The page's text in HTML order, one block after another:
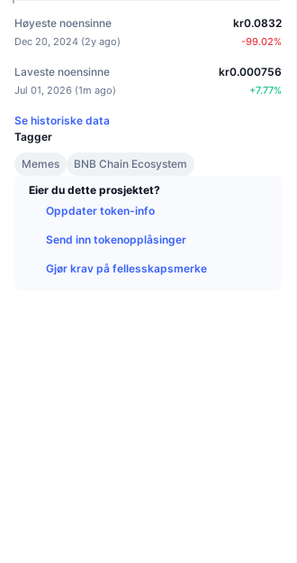
Høyeste noensinne
Dec 20, 2024 (2y ago)
kr0.0832
-99.02%
Laveste noensinne
Jul 01, 2026 (1m ago)
kr0.000756
+7.77%
Se historiske data
Tagger
Memes
BNB Chain Ecosystem
Eier du dette prosjektet?
Oppdater token-info
Send inn tokenopplåsinger
Gjør krav på fellesskapsmerke